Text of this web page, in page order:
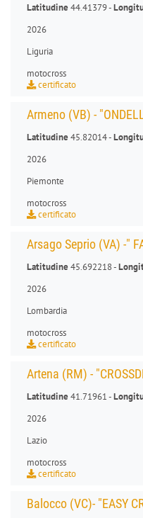
Latitudine44.41379 -
2026
Liguria
motocross
certificato
Armeno (VB) -
Latitudine45.82014 -
2026
Piemonte
motocross
certificato
Arsago Seprio (VA) -"
Latitudine45.692218 -
2026
Lombardia
motocross
certificato
Artena (RM) -
Latitudine41.71961 -
2026
Lazio
motocross
certificato
Balocco (VC)- "EASY